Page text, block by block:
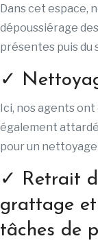
Dans cet espace,
dépoussiérage
présentes puis du
✓
Ici, nos agents
également
pour un nettoyage
✓ Retrait
grattage
tâches de